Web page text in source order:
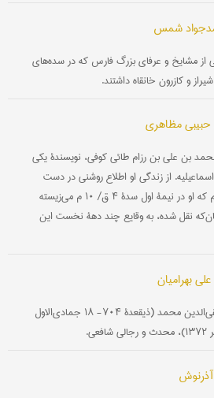
شمس
از مشایخ و عرفای بزرگ فارس که در سده‌های
مظاهری
محمد بن علی بن رزام طائی کوفی، نویسندۀ یکی
از زندگی او اطلاع روشنی در دست
نیست؛ همین اندازه می‌دانیم که او در نیمۀ اول سدۀ ۴ ق/ ۱۰ م می‌زیسته
نقل شده، به وقایع چند دهۀ نخست این
علی بهرامیان
اِبْنِ‌رافِعِ سَلّامی، ابوالمعالی تقی‌الدین محمد (ذیقعدۀ ۷۰۴- ۱۸ جمادی‌الاول